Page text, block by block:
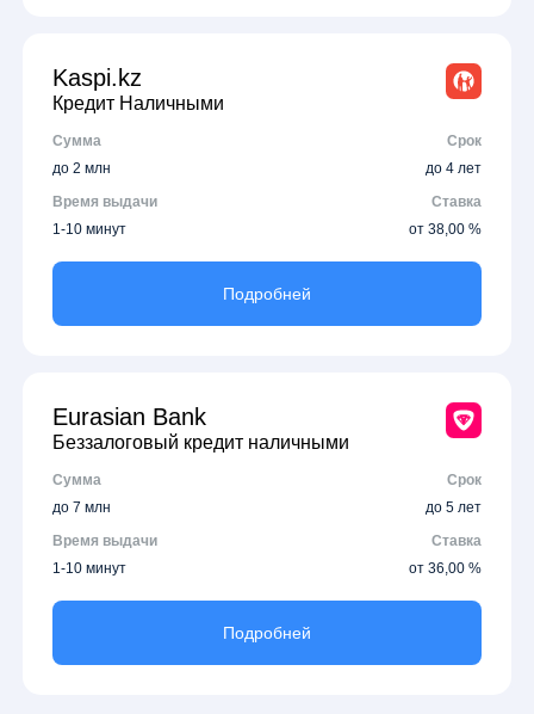
Kaspi.kz
Кредит Наличными
Сумма
Срок
до 2 млн
до 4 лет
Время выдачи
Ставка
1-10 минут
от 38,00 %
Подробней
Eurasian Bank
Беззалоговый кредит наличными
Сумма
Срок
до 7 млн
до 5 лет
Время выдачи
Ставка
1-10 минут
от 36,00 %
Подробней